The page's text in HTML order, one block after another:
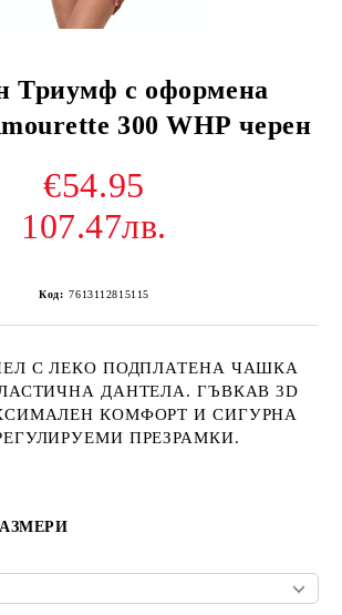
Триумф с оформена
300 WHP черен
€54.95
107.47лв.
Код: 7613112815115
С ЛЕКО ПОДПЛАТЕНА ЧАШКА
ДАНТЕЛА. ГЪВКАВ 3D
КОМФОРТ И СИГУРНА
ПРЕЗРАМКИ.